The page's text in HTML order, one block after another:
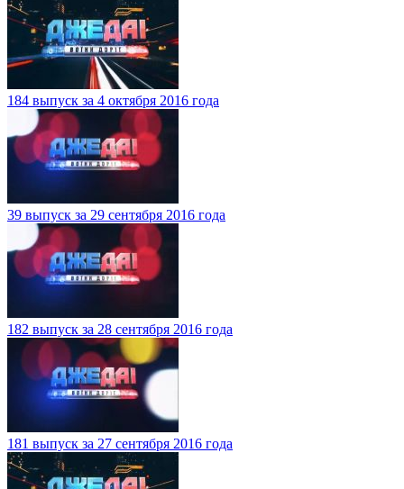
184 выпуск за 4 октября 2016 года
39 выпуск за 29 сентября 2016 года
182 выпуск за 28 сентября 2016 года
181 выпуск за 27 сентября 2016 года